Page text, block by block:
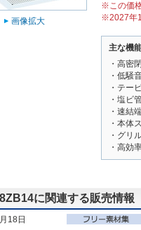
画像拡大
※この価
※2027年1
主な機
・高密
・低騒
・テー
・塩ビ
・速結
・本体
・グリ
・高効
に関連する販売情報
18日